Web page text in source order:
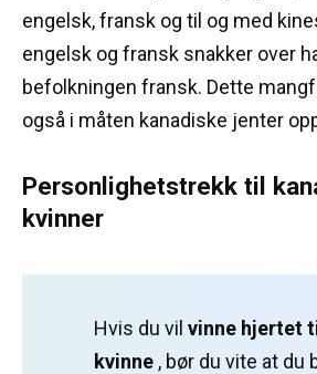
engelsk, fransk og til og med
engelsk og fransk snakker over
befolkningen fransk. Dette
også i måten kanadiske jenter
Personlighetstrekk til
kvinner
Hvis du vil vinne hjertet
kvinne , bør du vite at du